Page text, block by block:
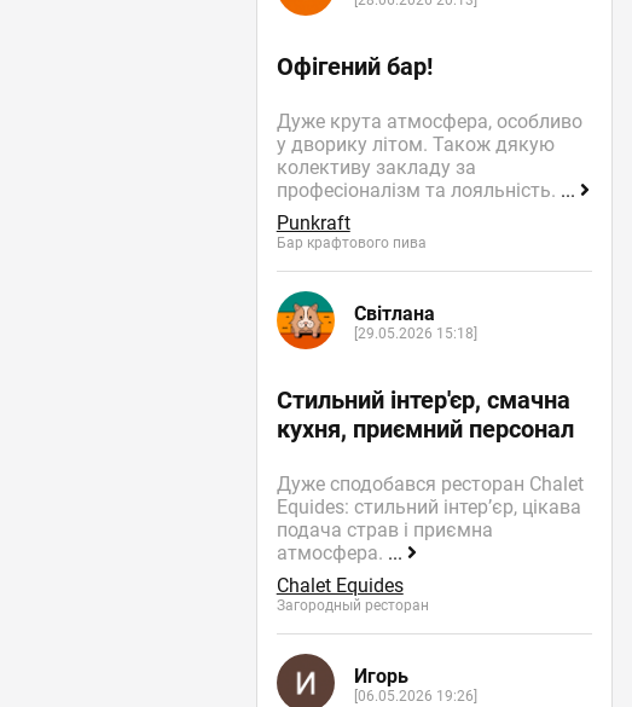
Офігений бар!
Дуже крута атмосфера, особливо
у дворику літом. Також дякую
колективу закладу за
професіоналізм та лояльність. ...
Punkraft
Бар крафтового пива
Світлана
[29.05.2026 15:18]
Стильний інтер'єр, смачна
кухня, приємний персонал
Дуже сподобався ресторан Chalet
Equides: стильний інтер’єр, цікава
подача страв і приємна
атмосфера. ...
Chalet Equides
Загородный ресторан
Игорь
[06.05.2026 19:26]